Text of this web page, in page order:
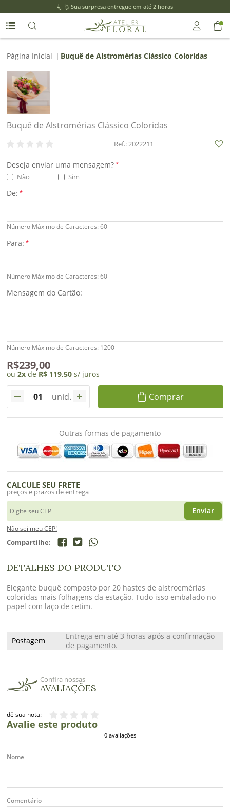
Sua surpresa entregue em até 2 horas
Entrar
Página Inicial | Buquê de Alstromérias Clássico Coloridas
Buquê de Alstromérias Clássico Coloridas
Ref.: 2022211
*
Deseja enviar uma mensagem?
Não Sim
*
De:
Número Máximo de Caracteres: 60
*
Para:
Número Máximo de Caracteres: 60
Mensagem do Cartão:
Número Máximo de Caracteres: 1200
R$239,00
ou2x deR$ 119,50 s/ juros
unid. Comprar
Outras formas de pagamento
CALCULE SEU FRETE
preços e prazos de entrega
Enviar
Não sei meu CEP!
Compartilhe:
DETALHES DO PRODUTO
Elegante buquê composto por 20 hastes de alstroemérias
coloridas mais folhagens da estação. Tudo isso embalado no
papel com laço de cetim.
Postagem
Entrega em até 3 horas após a confirmação
de pagamento.
Confira nossas
AVALIAÇÕES
Avalie este produto
0 avaliações
dê sua nota:
Nome
Comentário